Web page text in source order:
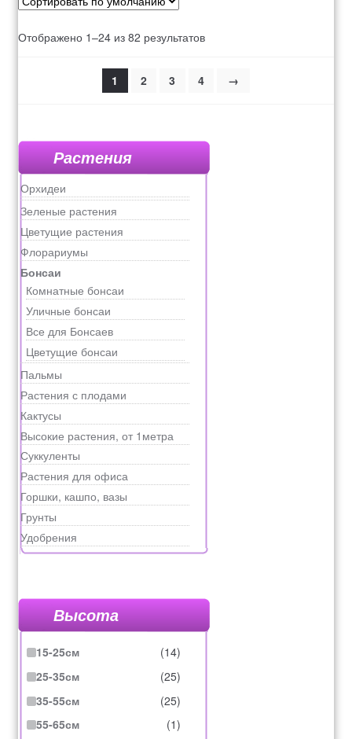
Отображено 1–24 из 82 результатов
1 2 3 4 →
Растения
Орхидеи
Зеленые растения
Цветущие растения
Флорариумы
Бонсаи
Комнатные бонсаи
Уличные бонсаи
Все для Бонсаев
Цветущие бонсаи
Пальмы
Растения с плодами
Кактусы
Высокие растения, от 1метра
Суккуленты
Растения для офиса
Горшки, кашпо, вазы
Грунты
Удобрения
Высота
15-25см
(14)
25-35см
(25)
35-55см
(25)
55-65см
(1)